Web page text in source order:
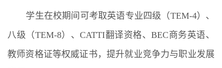
学生在校期间可考取英语专业四级（TEM-4）、
八级（TEM-8）、CATTI翻译资格、BEC商务英语、
教师资格证等权威证书，提升就业竞争力与职业发展